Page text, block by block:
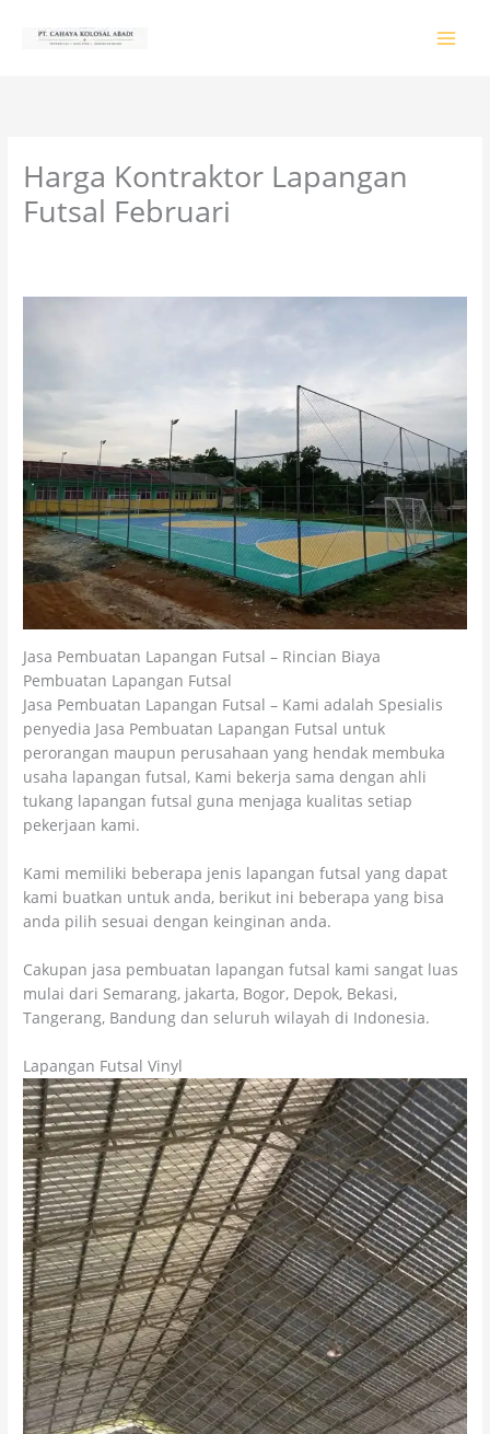
Harga Kontraktor Lapangan
Futsal Februari
Jasa Pembuatan Lapangan Futsal – Rincian Biaya
Pembuatan Lapangan Futsal
Jasa Pembuatan Lapangan Futsal – Kami adalah Spesialis
penyedia Jasa Pembuatan Lapangan Futsal untuk
perorangan maupun perusahaan yang hendak membuka
usaha lapangan futsal, Kami bekerja sama dengan ahli
tukang lapangan futsal guna menjaga kualitas setiap
pekerjaan kami.
Kami memiliki beberapa jenis lapangan futsal yang dapat
kami buatkan untuk anda, berikut ini beberapa yang bisa
anda pilih sesuai dengan keinginan anda.
Cakupan jasa pembuatan lapangan futsal kami sangat luas
mulai dari Semarang, jakarta, Bogor, Depok, Bekasi,
Tangerang, Bandung dan seluruh wilayah di Indonesia.
Lapangan Futsal Vinyl